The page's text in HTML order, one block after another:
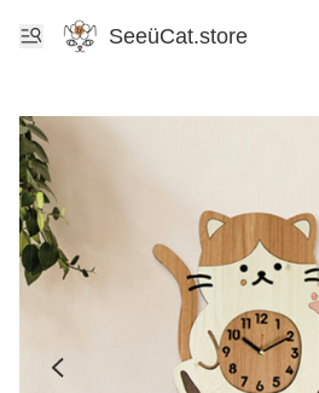
SeeüCat.store